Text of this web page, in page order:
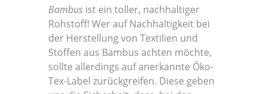
Bambusist ein toller, nachhaltiger
Rohstoff! Wer auf Nachhaltigkeit bei
der Herstellung von Textilien und
Stoffen aus Bambus achten möchte,
sollte allerdings auf anerkannte Öko-
Tex-Label zurückgreifen. Diese geben